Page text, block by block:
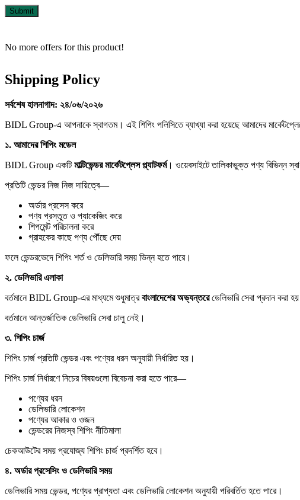
No more offers for this product!
Shipping Policy
সর্বশেষহালনাগাদ: ২৪/০৬/২০২৬
BIDL Group-এ আপনাকে স্বাগতম। এই শিপিং পলিসিতে ব্যাখ্যা করা হয়েছে আমাদের
১. আমাদেরশিপিংমডেল
BIDL Group একটিমাল্টিভেন্ডরমার্কেটপ্লেসপ্ল্যাটফর্ম। ওয়েবসাইটে তালিকাভুক্ত পণ্য বিভিন্ন
প্রতিটি ভেন্ডর নিজ নিজ দায়িত্বে—
অর্ডার প্রসেস করে
পণ্য প্রস্তুত ও প্যাকেজিং করে
শিপমেন্ট পরিচালনা করে
গ্রাহকের কাছে পণ্য পৌঁছে দেয়
ফলে ভেন্ডরভেদে শিপিং শর্ত ও ডেলিভারি সময় ভিন্ন হতে পারে।
২. ডেলিভারিএলাকা
বর্তমানে BIDL Group-এর মাধ্যমে শুধুমাত্রবাংলাদেশেরঅভ্যন্তরেডেলিভারি সেবা প্রদান করা
বর্তমানে আন্তর্জাতিক ডেলিভারি সেবা চালু নেই।
৩. শিপিংচার্জ
শিপিং চার্জ প্রতিটি ভেন্ডর এবং পণ্যের ধরন অনুযায়ী নির্ধারিত হয়।
শিপিং চার্জ নির্ধারণে নিচের বিষয়গুলো বিবেচনা করা হতে পারে—
পণ্যের ধরন
ডেলিভারি লোকেশন
পণ্যের আকার ও ওজন
ভেন্ডরের নিজস্ব শিপিং নীতিমালা
চেকআউটের সময় প্রযোজ্য শিপিং চার্জ প্রদর্শিত হবে।
৪. অর্ডারপ্রসেসিংও ডেলিভারিসময়
ডেলিভারি সময় ভেন্ডর, পণ্যের প্রাপ্যতা এবং ডেলিভারি লোকেশন অনুযায়ী পরিবর্তিত হতে পারে।